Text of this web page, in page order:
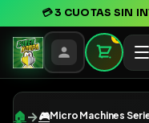
💳3 CUOTAS SIN
0
🏠 →🎮Micro Machines